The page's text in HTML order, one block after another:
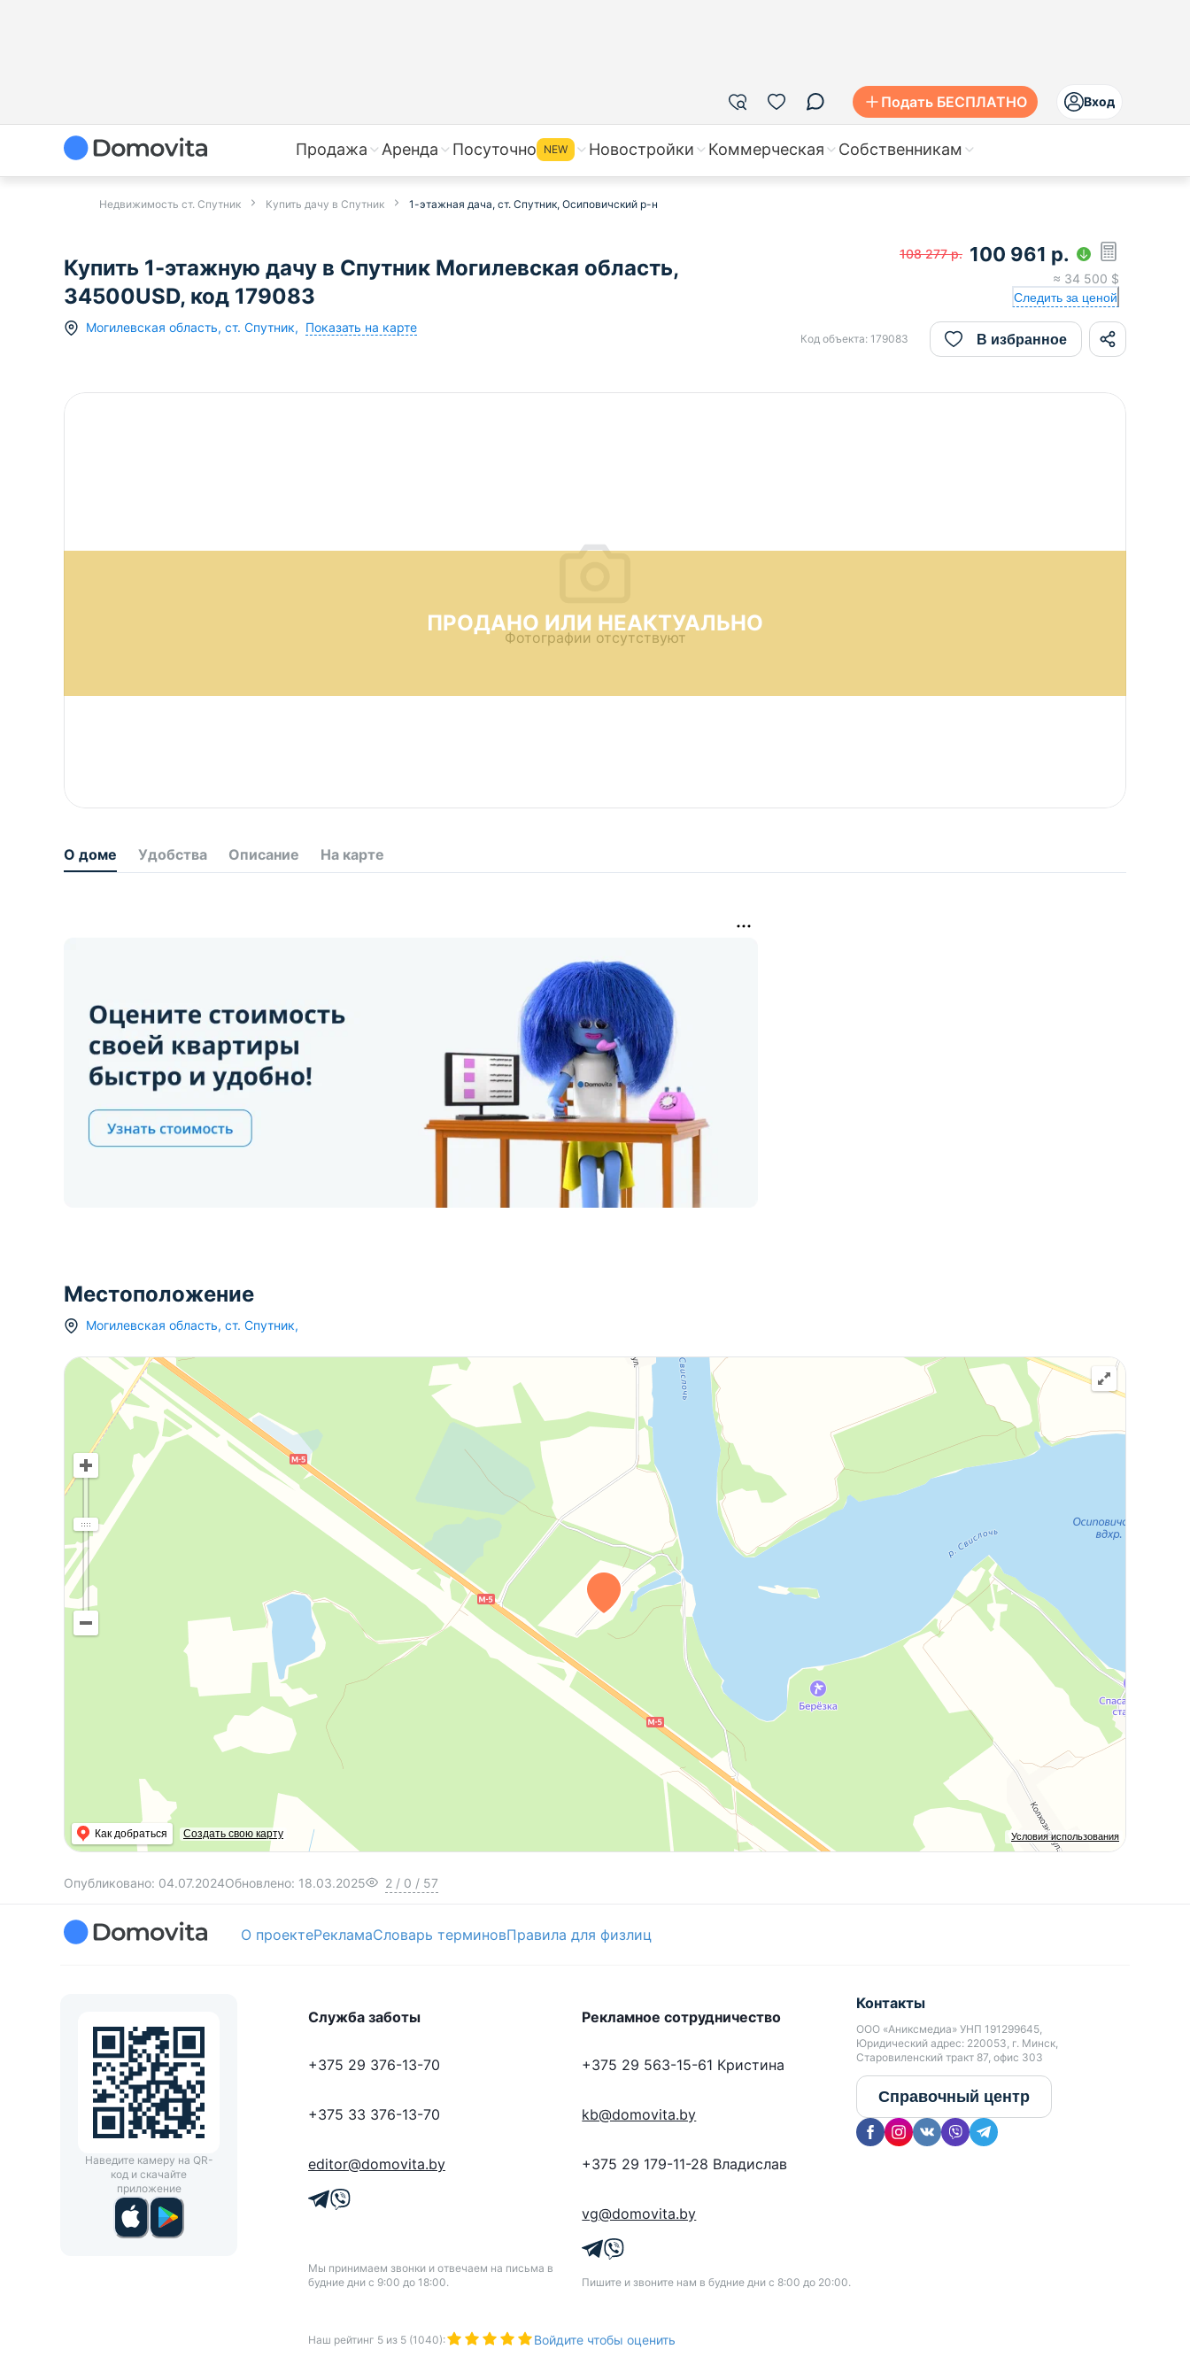
Подать БЕСПЛАТНО Вход
Продажа Аренда Посуточно NEW Новостройки Коммерческая Собственникам
Недвижимость ст. Спутник Купить дачу в Спутник 1-этажная дача, ст. Спутник, Осиповичский р-н
Купить 1-этажную дачу в Спутник Могилевская область,
34500USD, код 179083
Могилевская область, ст. Спутник, Показать на карте
108 277 р. 100 961 р.
≈ 34 500 $
Следить за ценой
Код объекта: 179083 В избранное
ПРОДАНО ИЛИ НЕАКТУАЛЬНО
Фотографии отсутствуют
О доме Удобства Описание На карте
Местоположение
Могилевская область, ст. Спутник,
Условия использования
Как добраться Создать свою карту
Опубликовано: 04.07.2024Обновлено: 18.03.2025 2 / 0 / 57
О проектеРекламаСловарь терминовПравила для физлиц
Наведите камеру на QR-
код и скачайте
приложение
Служба заботы
+375 29 376-13-70
+375 33 376-13-70
editor@domovita.by
Мы принимаем звонки и отвечаем на письма в
будние дни с 9:00 до 18:00.
Рекламное сотрудничество
+375 29 563-15-61 Кристина
kb@domovita.by
+375 29 179-11-28 Владислав
vg@domovita.by
Пишите и звоните нам в будние дни с 8:00 до 20:00.
Контакты
ООО «Аниксмедиа» УНП 191299645,
Юридический адрес: 220053, г. Минск,
Старовиленский тракт 87, офис 303
Справочный центр
Наш рейтинг 5 из 5 (1040): Войдите чтобы оценить